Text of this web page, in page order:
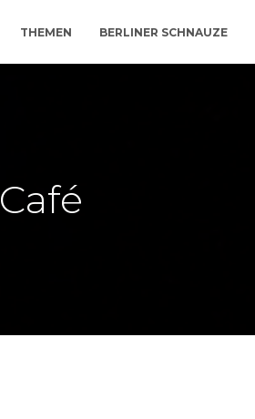
THEMEN BERLINER SCHNAUZE
Café